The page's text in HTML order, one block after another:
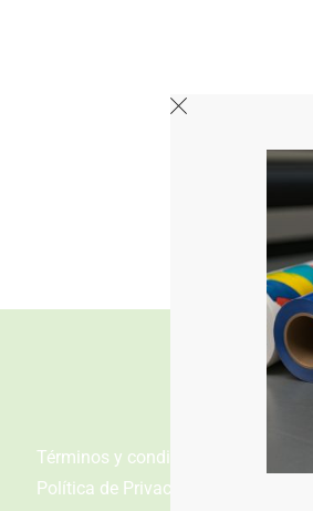
Términos y condiciones
Política de Privacidad